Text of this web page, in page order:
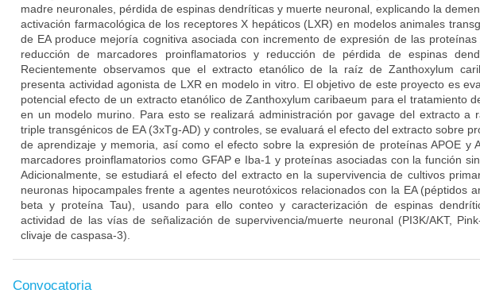
madre neuronales, pérdida de espinas dendríticas y muerte neuronal, explicando la
activación farmacológica de los receptores X hepáticos (LXR) en modelos animales
de EA produce mejoría cognitiva asociada con incremento de expresión de las proteínas
reducción de marcadores proinflamatorios y reducción de pérdida de espinas
Recientemente observamos que el extracto etanólico de la raíz de Zanthoxylum
presenta actividad agonista de LXR en modelo in vitro. El objetivo de este proyecto es
potencial efecto de un extracto etanólico de Zanthoxylum caribaeum para el tratamiento
en un modelo murino. Para esto se realizará administración por gavage del extracto a
triple transgénicos de EA (3xTg-AD) y controles, se evaluará el efecto del extracto sobre
de aprendizaje y memoria, así como el efecto sobre la expresión de proteínas APOE y
marcadores proinflamatorios como GFAP e Iba-1 y proteínas asociadas con la función
Adicionalmente, se estudiará el efecto del extracto en la supervivencia de cultivos
neuronas hipocampales frente a agentes neurotóxicos relacionados con la EA (péptidos
beta y proteína Tau), usando para ello conteo y caracterización de espinas
actividad de las vías de señalización de supervivencia/muerte neuronal (PI3K/AKT,
clivaje de caspasa-3).
Convocatoria